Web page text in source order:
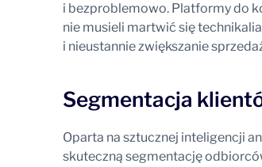
i bezproblemowo. Platformy do
nie musieli martwić się
i nieustannie zwiększanie
Segmentacja
Oparta na sztucznej inteligencji
skuteczną segmentację